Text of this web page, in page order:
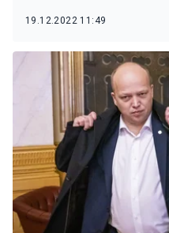
19.12.2022 11:49